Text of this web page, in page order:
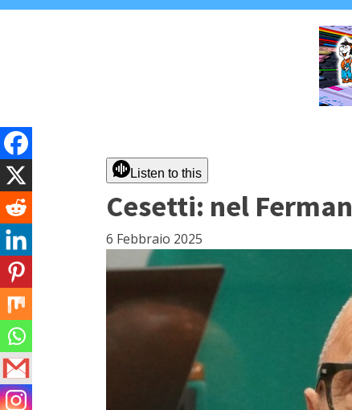
Listen to this
Cesetti: nel
6 Febbraio 2025